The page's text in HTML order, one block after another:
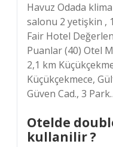
Havuz Odada
salonu 2 yetişkin ,
Fair Hotel
Puanlar (40) Otel
2,1 km
Küçükçekmece,
Güven Cad., 3
Otelde
kullanilir ?